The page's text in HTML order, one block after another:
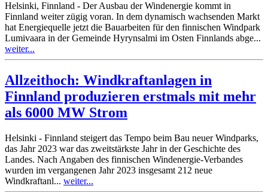
Helsinki, Finnland - Der Ausbau der Windenergie kommt in
Finnland weiter zügig voran. In dem dynamisch wachsenden Markt
hat Energiequelle jetzt die Bauarbeiten für den finnischen Windpark
Lumivaara in der Gemeinde Hyrynsalmi im Osten Finnlands abge...
weiter...
Allzeithoch: Windkraftanlagen in
Finnland produzieren erstmals mit mehr
als 6000 MW Strom
Helsinki - Finnland steigert das Tempo beim Bau neuer Windparks,
das Jahr 2023 war das zweitstärkste Jahr in der Geschichte des
Landes. Nach Angaben des finnischen Windenergie-Verbandes
wurden im vergangenen Jahr 2023 insgesamt 212 neue
Windkraftanl... weiter...